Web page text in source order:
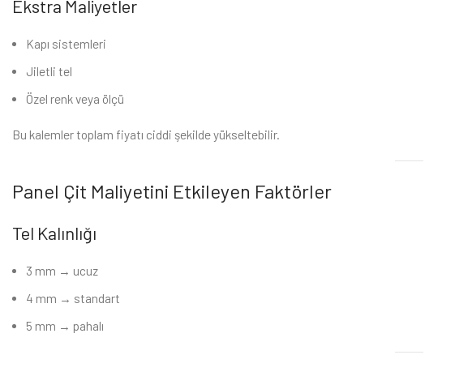
Ekstra Maliyetler
Kapı sistemleri
Jiletli tel
Özel renk veya ölçü
Bu kalemler toplam fiyatı ciddi şekilde yükseltebilir.
Panel Çit Maliyetini Etkileyen Faktörler
Tel Kalınlığı
3 mm → ucuz
4 mm → standart
5 mm → pahalı